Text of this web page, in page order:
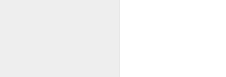
صور مشبات,صور